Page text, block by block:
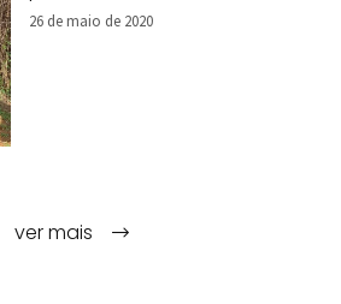
segurança
26 de maio de 2020
ver mais